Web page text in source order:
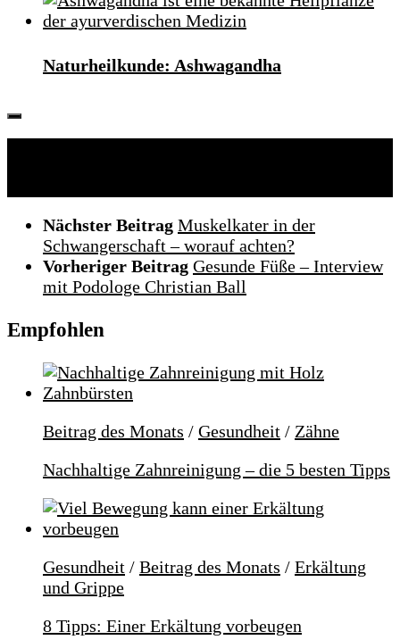
Naturheilkunde: Ashwagandha
Nächster Beitrag Muskelkater in der
Schwangerschaft – worauf achten?
Vorheriger Beitrag Gesunde Füße – Interview
mit Podologe Christian Ball
Empfohlen
Beitrag des Monats / Gesundheit / Zähne
Nachhaltige Zahnreinigung – die 5 besten Tipps
Gesundheit / Beitrag des Monats / Erkältung
und Grippe
8 Tipps: Einer Erkältung vorbeugen